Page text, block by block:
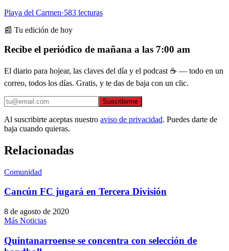
Playa del Carmen·583 lecturas
📰 Tu edición de hoy
Recibe el periódico de mañana a las 7:00 am
El diario para hojear, las claves del día y el podcast ☕ — todo en un
correo, todos los días. Gratis, y te das de baja con un clic.
Suscribirme
Al suscribirte aceptas nuestro aviso de privacidad. Puedes darte de
baja cuando quieras.
Relacionadas
Comunidad
Cancún FC jugará en Tercera División
8 de agosto de 2020
Más Noticias
Quintanarroense se concentra con selección de